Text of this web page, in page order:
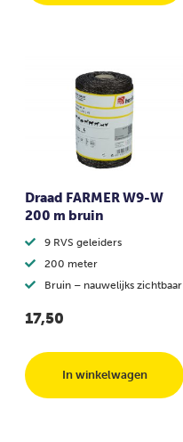
Draad FARMER W9-W
200 m bruin
9 RVS geleiders
200 meter
Bruin – nauwelijks zichtbaar
17,50
In winkelwagen